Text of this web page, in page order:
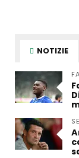
NOTIZIE